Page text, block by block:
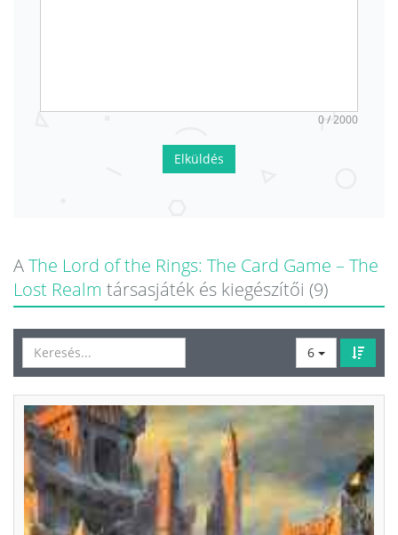
0 / 2000
Elküldés
AThe Lord of the Rings: The Card Game – The
Lost Realm társasjáték és kiegészítői (9)
6